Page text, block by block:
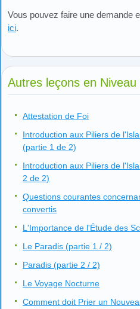
Vous pouvez faire une demande
ici.
Autres leçons en Niveau
Attestation de Foi
Introduction aux Piliers de
(partie 1 de 2)
Introduction aux Piliers de
2 de 2)
Questions courantes
convertis
L'Importance de l'Étude des
Le Paradis (partie 1 / 2)
Paradis (partie 2 / 2)
Le Voyage Nocturne
Comment doit Prier un